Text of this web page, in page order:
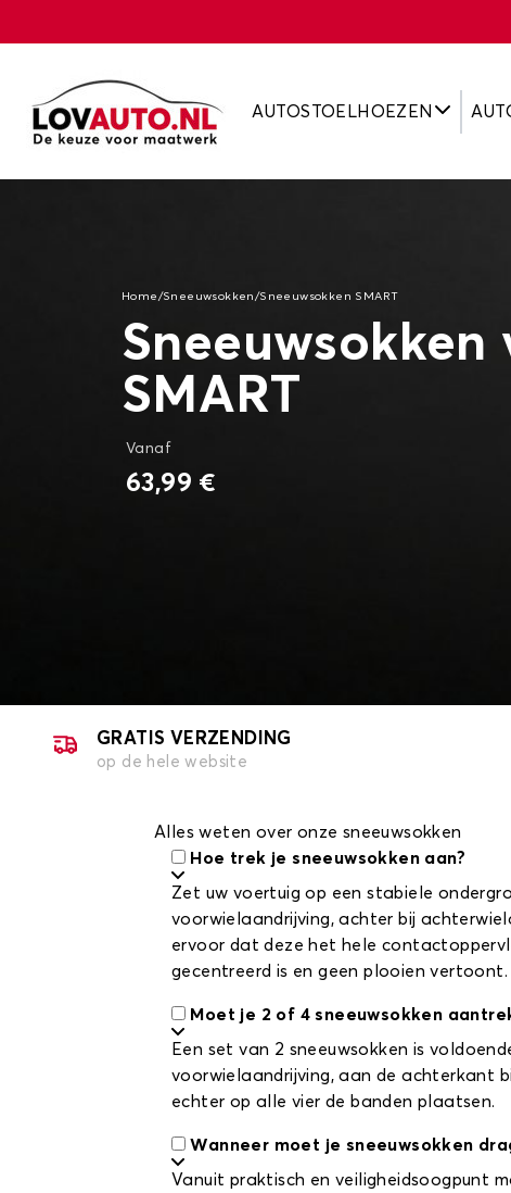
AUTOSTOELHOEZEN
Home /Sneeuwsokken /Sneeuwsokken SMART
Sneeuwsokken
SMART
Vanaf
63,99 €
GRATIS VERZENDING
op de hele website
Alles weten over onze sneeuwsokken
Hoe trek je sneeuwsokken aan?
Zet uw voertuig op een stabiele
voorwielaandrijving, achter bij
ervoor dat deze het hele
gecentreerd is en geen plooien vertoont.
Moet je 2 of 4 sneeuwsokken
Een set van 2 sneeuwsokken is
voorwielaandrijving, aan de achterkant
echter op alle vier de banden plaatsen.
Wanneer moet je sneeuwsokken
Vanuit praktisch en veiligheidsoogpunt